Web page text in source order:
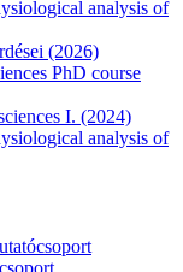
analysis of
(2026)
PhD course
I. (2024)
analysis of